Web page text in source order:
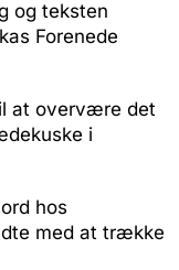
og teksten
Forenede
at overvære det
i
hos
med at trække